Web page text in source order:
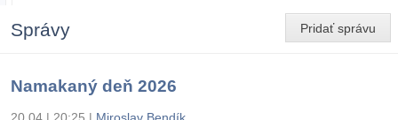
Pridať správu
Správy
Namakaný deň 2026